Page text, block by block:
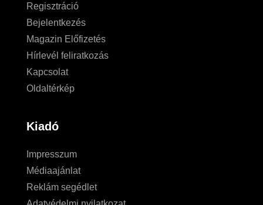
Regisztráció
Bejelentkezés
Magazin Előfizetés
Hírlevél feliratkozás
Kapcsolat
Oldaltérkép
Kiadó
Impresszum
Médiaajánlat
Reklám segédlet